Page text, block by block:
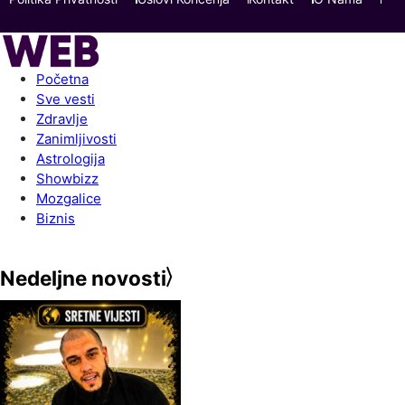
Početna
Sve vesti
Zdravlje
Zanimljivosti
Astrologija
Showbizz
Mozgalice
Biznis
Nedeljne novosti